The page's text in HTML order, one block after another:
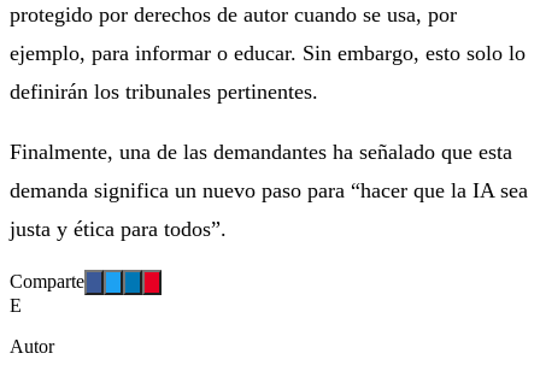
protegido por derechos de autor cuando se usa, por
ejemplo, para informar o educar. Sin embargo, esto solo lo
definirán los tribunales pertinentes.
Finalmente, una de las demandantes ha señalado que esta
demanda significa un nuevo paso para “hacer que la IA sea
justa y ética para todos”.
Comparte
E
Autor